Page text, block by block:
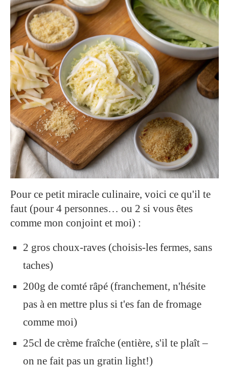
Pour ce petit miracle culinaire, voici ce qu'il te
faut (pour 4 personnes… ou 2 si vous êtes
comme mon conjoint et moi) :
2 gros choux-raves (choisis-les fermes, sans
taches)
200g de comté râpé (franchement, n'hésite
pas à en mettre plus si t'es fan de fromage
comme moi)
25cl de crème fraîche (entière, s'il te plaît –
on ne fait pas un gratin light!)